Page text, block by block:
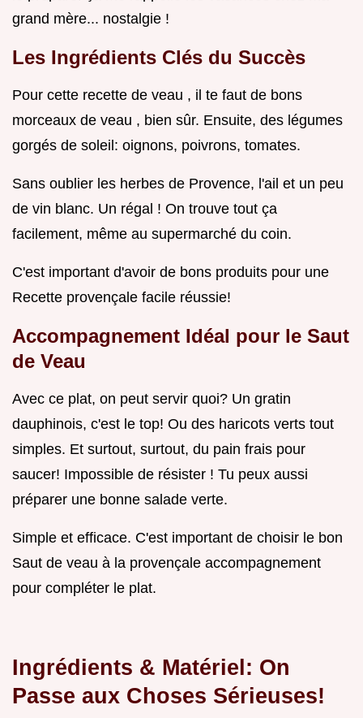
grand mère... nostalgie !
Les Ingrédients Clés du Succès
Pour cette recette de veau , il te faut de bons
morceaux de veau , bien sûr. Ensuite, des légumes
gorgés de soleil: oignons, poivrons, tomates.
Sans oublier les herbes de Provence, l'ail et un peu
de vin blanc. Un régal ! On trouve tout ça
facilement, même au supermarché du coin.
C'est important d'avoir de bons produits pour une
Recette provençale facile réussie!
Accompagnement Idéal pour le Saut
de Veau
Avec ce plat, on peut servir quoi? Un gratin
dauphinois, c'est le top! Ou des haricots verts tout
simples. Et surtout, surtout, du pain frais pour
saucer! Impossible de résister ! Tu peux aussi
préparer une bonne salade verte.
Simple et efficace. C'est important de choisir le bon
Saut de veau à la provençale accompagnement
pour compléter le plat.
Ingrédients & Matériel: On
Passe aux Choses Sérieuses!